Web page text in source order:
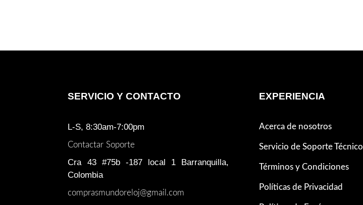
SERVICIO Y CONTACTO
L-S, 8:30am-7:00pm
Contactar Soporte
Cra 43 #75b -187 local 1 Barranquilla,
Colombia
comprasmundoreloj@gmail.com
EXPERIENCIA
Acerca de nosotros
Servicio de Soporte Técnico
Términos y Condiciones
Políticas de Privacidad